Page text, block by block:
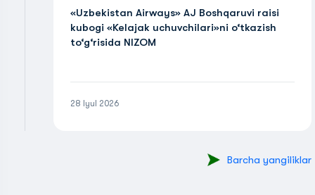
«Uzbekistan Airways» AJ Boshqaruvi raisi
kubogi «Kelajak uchuvchilari»ni o‘tkazish
to‘g‘risida NIZOM
28 Iyul 2026
Barcha yangiliklar